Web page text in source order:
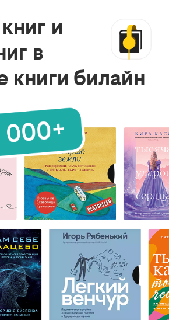
и
в
книги билайн